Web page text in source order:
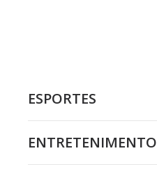
ESPORTES
ENTRETENIMENTO